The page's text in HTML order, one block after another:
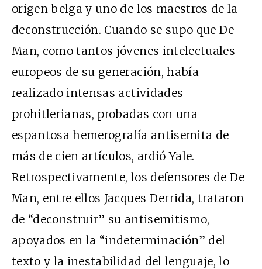
origen belga y uno de los maestros de la
deconstrucción. Cuando se supo que De
Man, como tantos jóvenes intelectuales
europeos de su generación, había
realizado intensas actividades
prohitlerianas, probadas con una
espantosa hemerografía antisemita de
más de cien artículos, ardió Yale.
Retrospectivamente, los defensores de De
Man, entre ellos Jacques Derrida, trataron
de “deconstruir” su antisemitismo,
apoyados en la “indeterminación” del
texto y la inestabilidad del lenguaje, lo